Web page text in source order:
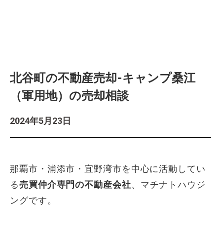
北谷町の不動産売却-キャンプ桑江
（軍用地）の売却相談
2024年5月23日
那覇市・浦添市・宜野湾市を中心に活動してい
る売買仲介専門の不動産会社、マチナトハウジ
ングです。